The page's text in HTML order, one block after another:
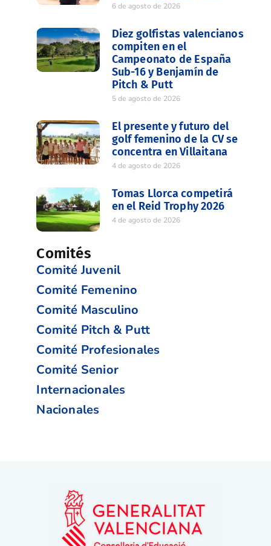
6 de agosto de 2026
Diez golfistas valencianos
compiten en el
Campeonato de España
Sub-16 y Benjamín de
Pitch & Putt
5 de agosto de 2026
El presente y futuro del
golf femenino de la CV se
concentra en Villaitana
4 de agosto de 2026
Tomas Llorca competirá
en el Reid Trophy 2026
4 de agosto de 2026
Comités
Comité Juvenil
Comité Femenino
Comité Masculino
Comité Pitch & Putt
Comité Profesionales
Comité Senior
Internacionales
Nacionales